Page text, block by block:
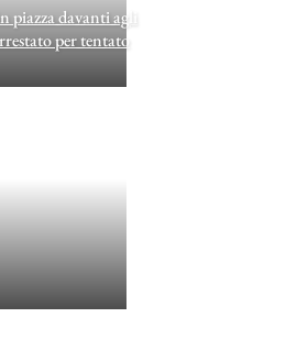
davanti agli
per tentato